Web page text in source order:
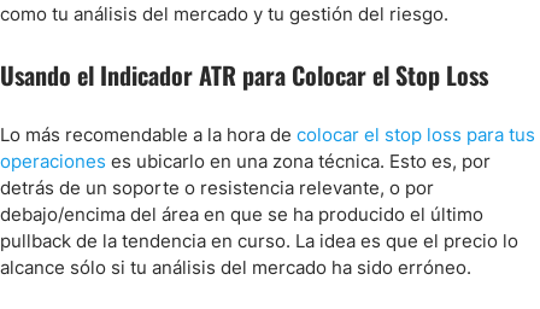
como tu análisis del mercado y tu gestión del riesgo.
Usando el Indicador ATR para Colocar el Stop Loss
Lo más recomendable a la hora de colocar el stop loss para tus
operaciones es ubicarlo en una zona técnica. Esto es, por
detrás de un soporte o resistencia relevante, o por
debajo/encima del área en que se ha producido el último
pullback de la tendencia en curso. La idea es que el precio lo
alcance sólo si tu análisis del mercado ha sido erróneo.